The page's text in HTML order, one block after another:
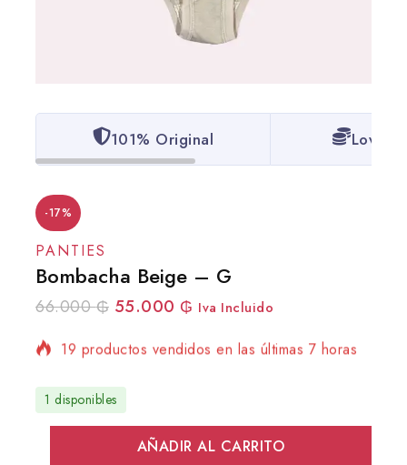
101% Original Lowest
-17%
PANTIES
Bombacha Beige – G
66.000₲ 55.000 ₲ Iva Incluido
en su carrito
1 disponibles
AÑADIR AL CARRITO